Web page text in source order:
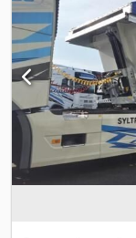
control Auxiliary
07/2021 Full
technical defects
Available: 1 vehicle
Equipment: Double
request All
tractor unit, white,
4x2, diesel, Euro 6,
Details: *
Electronic Braking
"EfficientCruise 3"
headlights *